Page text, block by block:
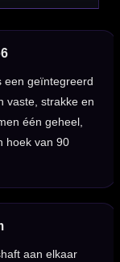
een geïntegreerd
vaste, strakke en
één geheel,
hoek van 90
aan elkaar